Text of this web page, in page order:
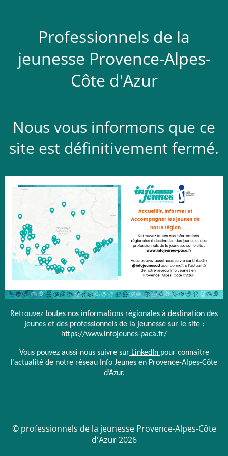
Professionnels de la
jeunesse Provence-Alpes-
Côte d'Azur
Nous vous informons que ce
site est définitivement fermé.
Retrouvez toutes nos informations régionales à destination des
jeunes et des professionnels de la jeunesse sur le site :
https://www.infojeunes-paca.fr/
Vous pouvez aussi nous suivre surLinkedIn pour connaître
l’actualité de notre réseau Info Jeunes en Provence-Alpes-Côte
d’Azur.
© professionnels de la jeunesse Provence-Alpes-Côte
d'Azur 2026